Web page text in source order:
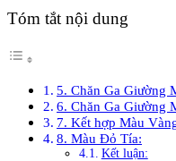
Tóm tắt nội dung
5. Chăn Ga Giường
6. Chăn Ga Giường
7. Kết hợp Màu
8. Màu Đỏ Tía:
Kết luận: